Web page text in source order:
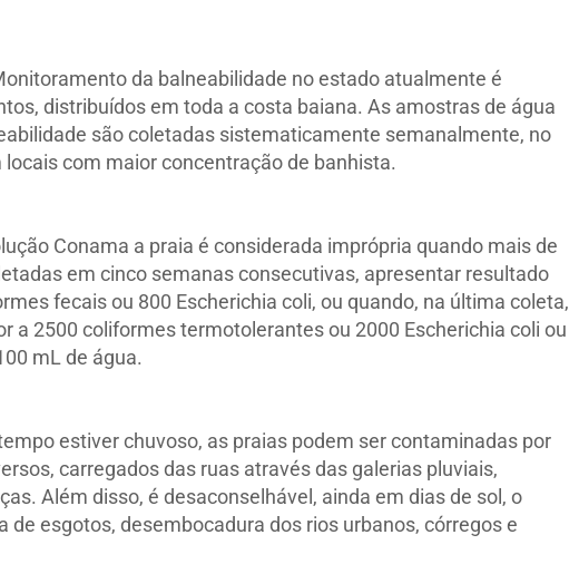
da balneabilidade no estado atualmente é
distribuídos em toda a costa baiana. As amostras de água
são coletadas sistematicamente semanalmente, no
com maior concentração de banhista.
Conama a praia é considerada imprópria quando mais de
em cinco semanas consecutivas, apresentar resultado
fecais ou 800 Escherichia coli, ou quando, na última coleta,
a 2500 coliformes termotolerantes ou 2000 Escherichia coli ou
mL de água.
estiver chuvoso, as praias podem ser contaminadas por
carregados das ruas através das galerias pluviais,
Além disso, é desaconselhável, ainda em dias de sol, o
de esgotos, desembocadura dos rios urbanos, córregos e